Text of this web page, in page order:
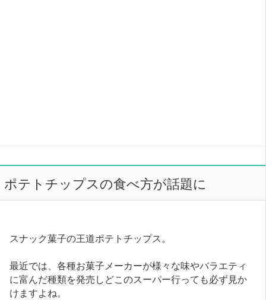
ポテトチップスの食べ方が話題に
スナック菓子の王道ポテトチップス。
最近では、各種お菓子メーカーが様々な味やバラエティ
に富んだ種類を発売しどこのスーパー行っても必ず見か
けますよね。